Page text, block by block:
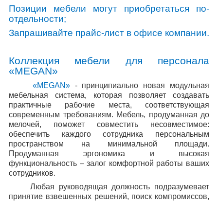
Позиции мебели могут приобретаться по-
отдельности;
Запрашивайте прайс-лист в офисе компании.
Коллекция мебели для персонала
«MEGAN»
«MEGAN»- принципиально новая модульная
мебельная система, которая позволяет создавать
практичные рабочие места, соответствующая
современным требованиям. Мебель, продуманная до
мелочей, поможет совместить несовместимое:
обеспечить каждого сотрудника персональным
пространством на минимальной площади.
Продуманная эргономика и высокая
функциональность – залог комфортной работы ваших
сотрудников.
Любая руководящая должность подразумевает
принятие взвешенных решений, поиск компромиссов,